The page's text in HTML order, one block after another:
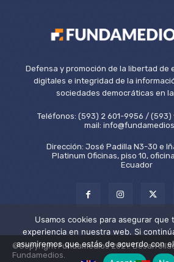
Defensa y promoción de la libertad de
digitales e integridad de la
sociedades democráticas en
Teléfonos: (593) 2 601-9956 /
mail:
Dirección: José Padilla N3-30 e
Platinum Oficinas, piso 10,
Ecuador
©Copyright Fundamedios 2021.
Fundamedios.
Usamos cookies para asegurar que
experiencia en nuestra web. Si
asumiremos que estás de acuerdo con